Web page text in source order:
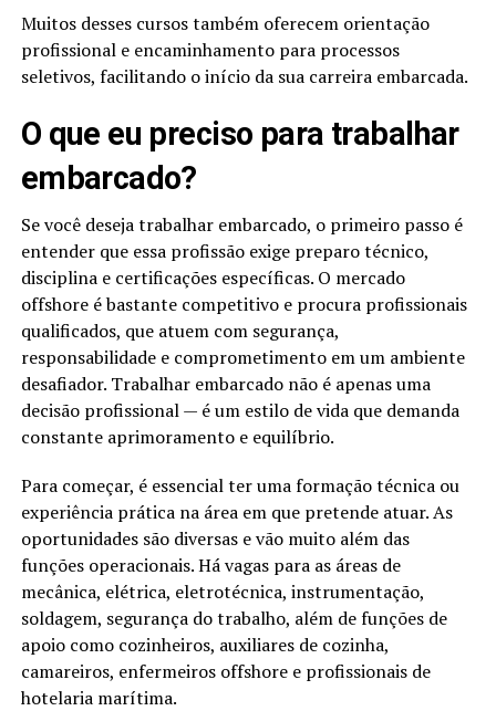
Muitos desses cursos também oferecem orientação
profissional e encaminhamento para processos
seletivos, facilitando o início da sua carreira embarcada.
O que eu preciso para trabalhar
embarcado?
Se você deseja trabalhar embarcado, o primeiro passo é
entender que essa profissão exige preparo técnico,
disciplina e certificações específicas. O mercado
offshore é bastante competitivo e procura profissionais
qualificados, que atuem com segurança,
responsabilidade e comprometimento em um ambiente
desafiador. Trabalhar embarcado não é apenas uma
decisão profissional — é um estilo de vida que demanda
constante aprimoramento e equilíbrio.
Para começar, é essencial ter uma formação técnica ou
experiência prática na área em que pretende atuar. As
oportunidades são diversas e vão muito além das
funções operacionais. Há vagas para as áreas de
mecânica, elétrica, eletrotécnica, instrumentação,
soldagem, segurança do trabalho, além de funções de
apoio como cozinheiros, auxiliares de cozinha,
camareiros, enfermeiros offshore e profissionais de
hotelaria marítima.